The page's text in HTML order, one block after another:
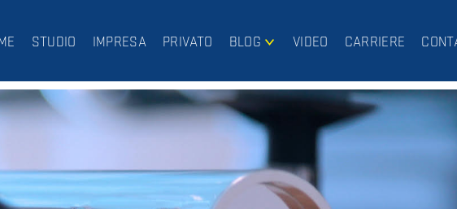
STUDIO IMPRESA PRIVATO BLOG
IMPRESA
PRIVATO
VIDEO CARRIERE